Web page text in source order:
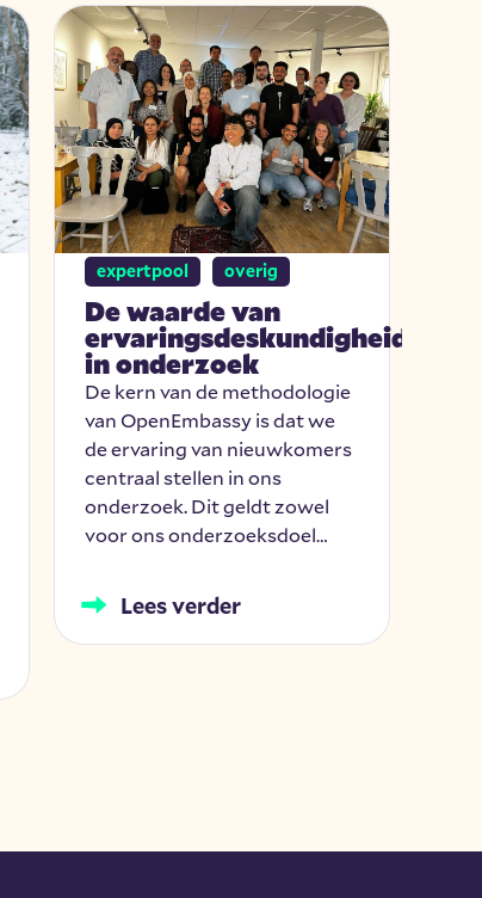
expertpool overig
De waarde van
ervaringsdeskundigheid
in onderzoek
De kern van de methodologie
van OpenEmbassy is dat we
de ervaring van nieuwkomers
centraal stellen in ons
onderzoek. Dit geldt zowel
voor ons onderzoeksdoel…
Lees verder